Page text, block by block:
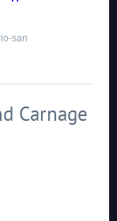
san
Carnage